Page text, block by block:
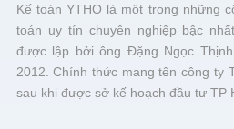
Kế toán YTHO là một trong những
toán uy tín chuyên nghiệp bậc
được lập bởi ông Đặng Ngọc
2012. Chính thức mang tên công ty
sau khi được sở kế hoạch đầu tư TP